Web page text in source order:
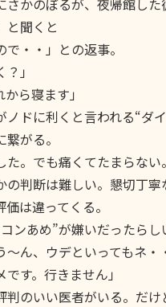
かのぼるが、夜帰館した
と聞くと
で・・」との返事。
」
ら寝ます」
ドに利くと言われる“ダ
がる。
た。でも痛くてたまらな
の判断は難しい。懇切丁
は違ってくる。
ンあめ”が嫌いだったらし
ん、ウデといってもネ・
です。行きません」
判のいい医者がいる。だ